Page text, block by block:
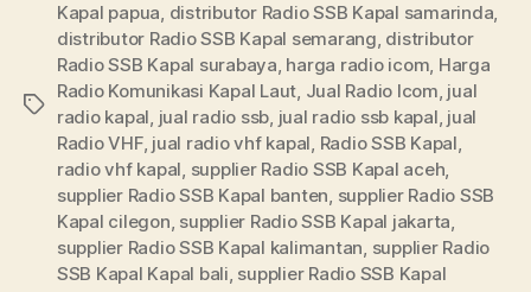
Kapal papua, distributor Radio SSB Kapal samarinda,
distributor Radio SSB Kapal semarang, distributor
Radio SSB Kapal surabaya, harga radio icom, Harga
Radio Komunikasi Kapal Laut, Jual Radio Icom, jual
radio kapal, jual radio ssb, jual radio ssb kapal, jual
Radio VHF, jual radio vhf kapal, Radio SSB Kapal,
radio vhf kapal, supplier Radio SSB Kapal aceh,
supplier Radio SSB Kapal banten, supplier Radio SSB
Kapal cilegon, supplier Radio SSB Kapal jakarta,
supplier Radio SSB Kapal kalimantan, supplier Radio
SSB Kapal Kapal bali, supplier Radio SSB Kapal